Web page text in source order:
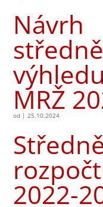
Návrh
MRŽ
od | 25.10.2024
2022-